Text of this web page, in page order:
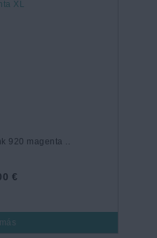
920 magenta ..
€